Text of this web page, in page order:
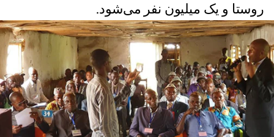
روستا و یک میلیون نفر می‌شود.